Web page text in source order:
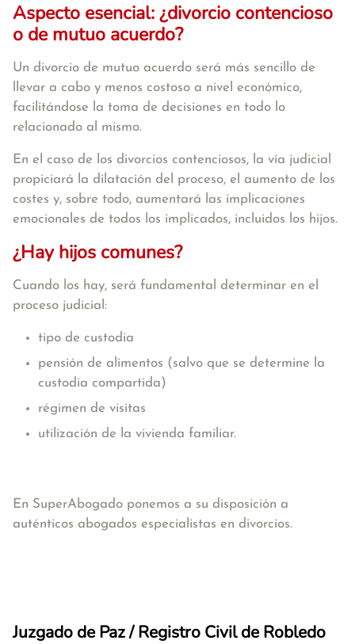
Aspecto esencial: ¿divorcio contencioso
o de mutuo acuerdo?
Un divorcio de mutuo acuerdo será más sencillo de
llevar a cabo y menos costoso a nivel económico,
facilitándose la toma de decisiones en todo lo
relacionado al mismo.
En el caso de los divorcios contenciosos, la vía judicial
propiciará la dilatación del proceso, el aumento de los
costes y, sobre todo, aumentará las implicaciones
emocionales de todos los implicados, incluidos los hijos.
¿Hay hijos comunes?
Cuando los hay, será fundamental determinar en el
proceso judicial:
tipo de custodia
pensión de alimentos (salvo que se determine la
custodia compartida)
régimen de visitas
utilización de la vivienda familiar.
En SuperAbogado ponemos a su disposición a
auténticos abogados especialistas en divorcios.
Juzgado de Paz / Registro Civil de Robledo